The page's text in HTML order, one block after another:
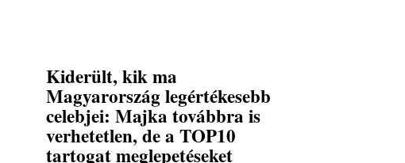
Kiderült, kik ma
Magyarország legértékesebb
celebjei: Majka továbbra is
verhetetlen, de a TOP10
tartogat meglepetéseket